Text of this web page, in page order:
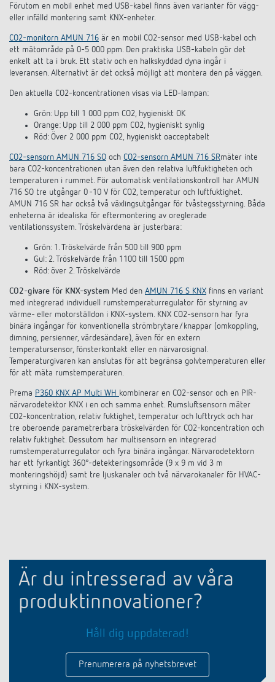
Förutom en mobil enhet med USB-kabel finns även varianter för vägg-
eller infälld montering samt KNX-enheter.
CO2-monitorn AMUN 716 är en mobil CO2-sensor med USB-kabel och
ett mätområde på 0-5 000 ppm. Den praktiska USB-kabeln gör det
enkelt att ta i bruk. Ett stativ och en halkskyddad dyna ingår i
leveransen. Alternativt är det också möjligt att montera den på väggen.
Den aktuella CO2-koncentrationen visas via LED-lampan:
Grön: Upp till 1 000 ppm CO2, hygieniskt OK
Orange: Upp till 2 000 ppm CO2, hygieniskt synlig
Röd: Över 2 000 ppm CO2, hygieniskt oacceptabelt
CO2-sensorn AMUN 716 SO och CO2-sensorn AMUN 716 SRmäter inte
bara CO2-koncentrationen utan även den relativa luftfuktigheten och
temperaturen i rummet. För automatisk ventilationskontroll har AMUN
716 SO tre utgångar 0 -10 V för CO2, temperatur och luftfuktighet.
AMUN 716 SR har också två växlingsutgångar för tvåstegsstyrning. Båda
enheterna är idealiska för eftermontering av oreglerade
ventilationssystem. Tröskelvärdena är justerbara:
Grön: 1. Tröskelvärde från 500 till 900 ppm
Gul: 2. Tröskelvärde från 1100 till 1500 ppm
Röd: över 2. Tröskelvärde
CO2-givare för KNX-system Med den AMUN 716 S KNX finns en variant
med integrerad individuell rumstemperaturregulator för styrning av
värme- eller motorställdon i KNX-system. KNX CO2-sensorn har fyra
binära ingångar för konventionella strömbrytare/knappar (omkoppling,
dimning, persienner, värdesändare), även för en extern
temperatursensor, fönsterkontakt eller en närvarosignal.
Temperaturgivaren kan anslutas för att begränsa golvtemperaturen eller
för att mäta rumstemperaturen.
Prema P360 KNX AP Multi WH kombinerar en CO2-sensor och en PIR-
närvarodetektor KNX i en och samma enhet. Rumsluftsensorn mäter
CO2-koncentration, relativ fuktighet, temperatur och lufttryck och har
tre oberoende parametrerbara tröskelvärden för CO2-koncentration och
relativ fuktighet. Dessutom har multisensorn en integrerad
rumstemperaturregulator och fyra binära ingångar. Närvarodetektorn
har ett fyrkantigt 360°-detekteringsområde (9 x 9 m vid 3 m
monteringshöjd) samt tre ljuskanaler och två närvarokanaler för HVAC-
styrning i KNX-system.
Är du intresserad av våra
produktinnovationer?
Håll dig uppdaterad!
Prenumerera på nyhetsbrevet